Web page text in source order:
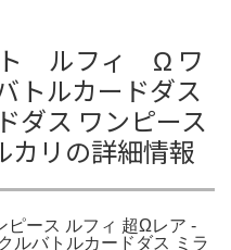
ト ルフィ Ω ワ
トルカードダス
ダス ワンピース
カリの詳細情報
ピース ルフィ 超Ωレア -
ルバトルカードダス ミラ